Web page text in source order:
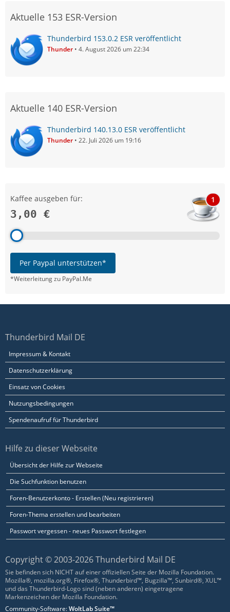
Aktuelle 153 ESR-Version
Thunderbird 153.0.2 ESR veröffentlicht
Thunder 4. August 2026 um 22:34
Aktuelle 140 ESR-Version
Thunderbird 140.13.0 ESR veröffentlicht
Thunder 22. Juli 2026 um 19:16
Kaffee ausgeben für:
3,00 €
1
Per Paypal unterstützen*
*Weiterleitung zu PayPal.Me
Thunderbird Mail DE
Impressum & Kontakt
Datenschutzerklärung
Einsatz von Cookies
Nutzungsbedingungen
Spendenaufruf für Thunderbird
Hilfe zu dieser Webseite
Übersicht der Hilfe zur Webseite
Die Suchfunktion benutzen
Foren-Benutzerkonto - Erstellen (Neu registrieren)
Foren-Thema erstellen und bearbeiten
Passwort vergessen - neues Passwort festlegen
Copyright © 2003-2026 Thunderbird Mail DE
Sie befinden sich NICHT auf einer offiziellen Seite der Mozilla Foundation.
Mozilla®, mozilla.org®, Firefox®, Thunderbird™, Bugzilla™, Sunbird®, XUL™
und das Thunderbird-Logo sind (neben anderen) eingetragene
Markenzeichen der Mozilla Foundation.
Community-Software:WoltLab Suite™